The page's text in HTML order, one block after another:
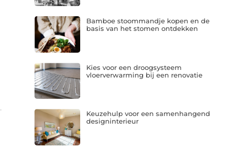
Bamboe stoommandje kopen en de
basis van het stomen ontdekken
Kies voor een droogsysteem
vloerverwarming bij een renovatie
Keuzehulp voor een samenhangend
designinterieur